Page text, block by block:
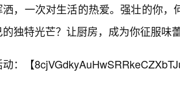
洒，一次对生活的热爱。强壮的你
的独特光芒？让厨房，成为你征服味
动：【